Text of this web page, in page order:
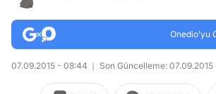
Onedio’yu
07.09.2015 - 08:44 Son Güncelleme: